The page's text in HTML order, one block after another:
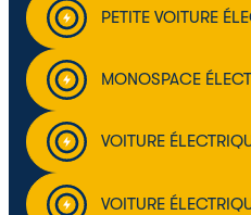
PETITE VOITURE
MONOSPACE
VOITURE
VOITURE